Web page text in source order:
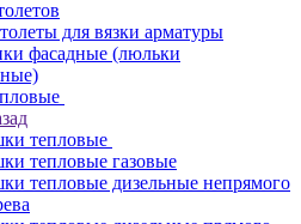
для вязки арматуры
фасадные (люльки
тепловые
тепловые газовые
тепловые дизельные непрямого